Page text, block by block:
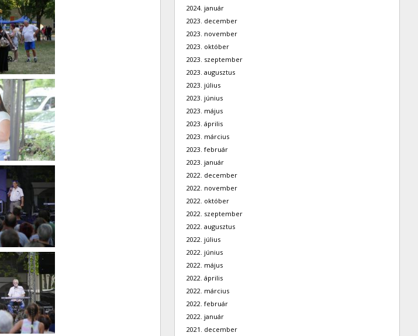
2024. január
2023. december
2023. november
2023. október
2023. szeptember
2023. augusztus
2023. július
2023. június
2023. május
2023. április
2023. március
2023. február
2023. január
2022. december
2022. november
2022. október
2022. szeptember
2022. augusztus
2022. július
2022. június
2022. május
2022. április
2022. március
2022. február
2022. január
2021. december